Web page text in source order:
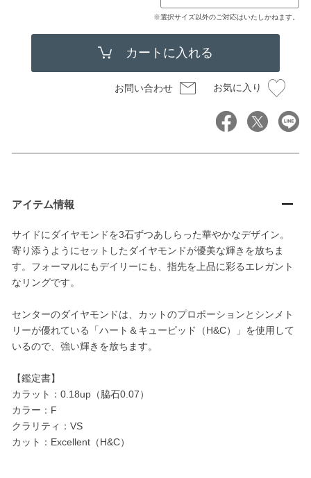
※選択サイズ以外のご対応はいたしかねます。
お問い合わせ お気に入り
アイテム情報
サイドにダイヤモンドを3石ずつあしらった華やかなデザイン。
寄り添うようにセットしたダイヤモンドが優美な輝きを放ちま
す。フォーマルにもデイリーにも、指先を上品に彩るエレガント
なリングです。
センターのダイヤモンドは、カットのプロポーションとシンメト
リーが優れている「ハート＆キューピッド（H&C）」を使用して
いるので、強い輝きを放ちます。
【鑑定書】
カラット：0.18up（脇石0.07）
カラー：F
クラリティ：VS
カット：Excellent（H&C）